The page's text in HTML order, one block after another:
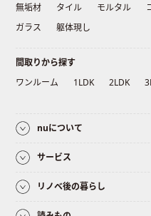
無垢材
タイル モルタル
ガラス
躯体現し
間取りから探す
ワンルーム
1LDK 2LDK
nuについて
サービス
リノベ後の暮らし